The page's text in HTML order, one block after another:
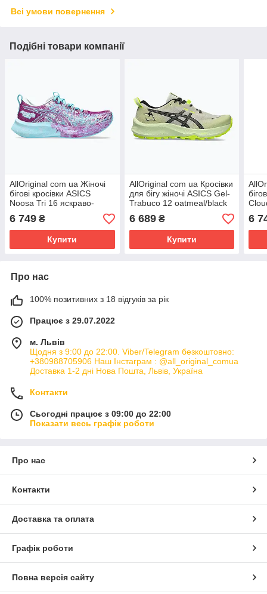
Всі умови повернення
Подібні товари компанії
AllOriginal com ua Жіночі
бігові кросівки ASICS
Noosa Tri 16 яскраво-
пурпурні/холодно сірі
РОЗМІРИ ЗАПИТУЙТЕ
6 749 ₴
Купити
AllOriginal com ua Кросівки
для бігу жіночі ASICS Gel-
Trabuco 12 oatmeal/black
РОЗМІРИ ЗАПИТУЙТЕ
6 689₴
Купити
6
Про нас
100% позитивних з 18 відгуків за рік
Працює з 29.07.2022
м. Львів
Щодня з 9:00 до 22:00. Viber/Telegram безкоштовно:
+380988705906 Наш Інстаграм : @all_original_comua
Доставка 1-2 дні Нова Пошта, Львів, Україна
Контакти
Сьогодні працює з 09:00 до 22:00
Показати весь графік роботи
Про нас
Контакти
Доставка та оплата
Графік роботи
Повна версія сайту